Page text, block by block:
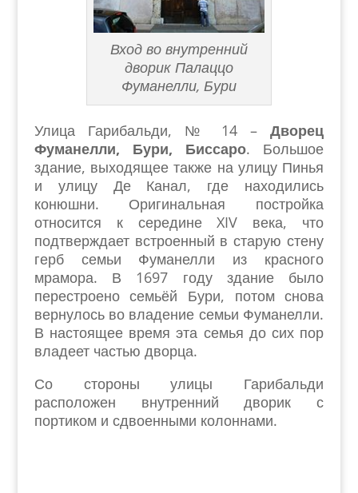
Вход во внутренний
дворик Палаццо
Фуманелли, Бури
Улица Гарибальди, № 14 –Дворец
Фуманелли, Бури, Биссаро. Большое
здание, выходящее также на улицу Пинья
и улицу Де Канал, где находились
конюшни. Оригинальная постройка
относится к середине XIV века, что
подтверждает встроенный в старую стену
герб семьи Фуманелли из красного
мрамора. В 1697 году здание было
перестроено семьёй Бури, потом снова
вернулось во владение семьи Фуманелли.
В настоящее время эта семья до сих пор
владеет частью дворца.
Со стороны улицы Гарибальди
расположен внутренний дворик с
портиком и сдвоенными колоннами.